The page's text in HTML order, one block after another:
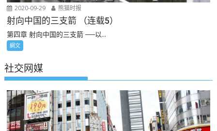
2020-09-29 熊猫时报
射向中国的三支箭 （连载5）
第四章 射向中国的三支箭 ──以...
網文
社交网媒